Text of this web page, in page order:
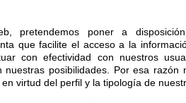
pretendemos poner a
que facilite el acceso a la
con efectividad con nuestros
nuestras posibilidades. Por esa razón
virtud del perfil y la tipología de